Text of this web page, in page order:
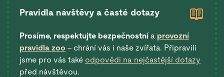
Pravidla návštěvy a časté dotazy
Prosíme, respektujte bezpečnostní a provozní
pravidla zoo – chrání vás i naše zvířata. Připravili
jsme pro vás také odpovědi na nejčastější dotazy
před návštěvou.